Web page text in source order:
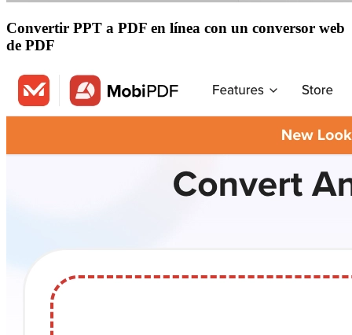
Convertir PPT a PDF en línea con un conversor web
de PDF